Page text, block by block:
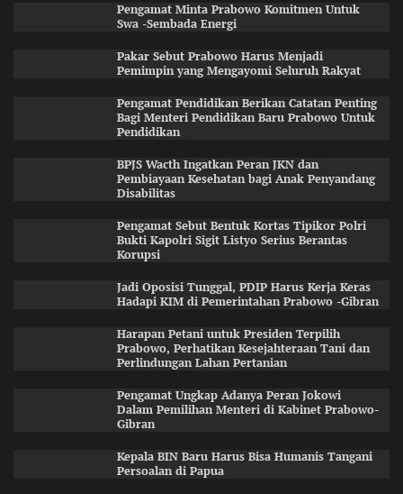
Pengamat Minta Prabowo Komitmen Untuk
Swa -Sembada Energi
Pakar Sebut Prabowo Harus Menjadi
Pemimpin yang Mengayomi Seluruh Rakyat
Pengamat Pendidikan Berikan Catatan Penting
Bagi Menteri Pendidikan Baru Prabowo Untuk
Pendidikan
BPJS Wacth Ingatkan Peran JKN dan
Pembiayaan Kesehatan bagi Anak Penyandang
Disabilitas
Pengamat Sebut Bentuk Kortas Tipikor Polri
Bukti Kapolri Sigit Listyo Serius Berantas
Korupsi
Jadi Oposisi Tunggal, PDIP Harus Kerja Keras
Hadapi KIM di Pemerintahan Prabowo -Gibran
Harapan Petani untuk Presiden Terpilih
Prabowo, Perhatikan Kesejahteraan Tani dan
Perlindungan Lahan Pertanian
Pengamat Ungkap Adanya Peran Jokowi
Dalam Pemilihan Menteri di Kabinet Prabowo-
Gibran
Kepala BIN Baru Harus Bisa Humanis Tangani
Persoalan di Papua